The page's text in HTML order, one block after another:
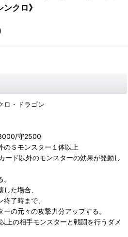
クロ》
ロ・ドラゴン
守2500
のＳモンスター１体以上
ード以外のモンスターの効果が発動し
た場合、
了時まで、
の元々の攻撃力分アップする。
上の相手モンスターと戦闘を行うダメ